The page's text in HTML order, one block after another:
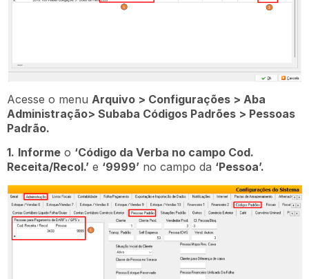
Acesse o menu Arquivo > Configurações > Aba
Administração> Subaba Códigos Padrões > Pessoas
Padrão.
1. Informe o ‘Código da Verba no campo Cod.
Receita/Recol.’ e ‘9999’ no campo da ‘Pessoa’.